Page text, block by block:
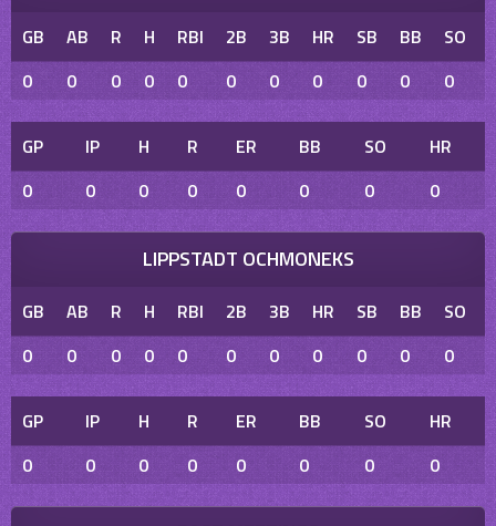
GB AB R H RBI 2B 3B HR SB BB SO
0
0 0 0 0 0 0 0 0 0 0
GP IP H R ER BB SO
HR
0
0 0 0 0 0 0 0
LIPPSTADT OCHMONEKS
GB AB R H RBI 2B 3B HR SB BB SO
0
0 0 0 0 0 0 0 0 0 0
GP IP H R ER BB SO
HR
0
0 0 0 0 0 0 0